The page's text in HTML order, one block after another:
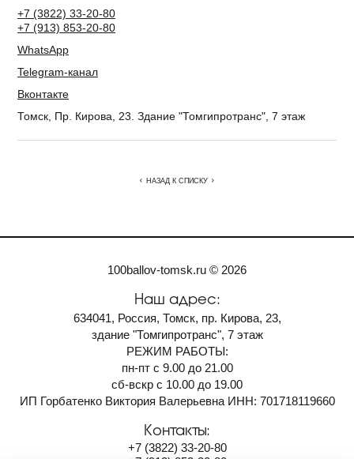
+7 (3822) 33-20-80
+7 (913) 853-20-80
WhatsApp
Telegram-канал
Вконтакте
Томск, Пр. Кирова, 23. Здание "Томгипротранс", 7 этаж
НАЗАД К СПИСКУ
100ballov-tomsk.ru © 2026
Наш адрес:
634041, Россия, Томск, пр. Кирова, 23,
здание "Томгипротранс", 7 этаж
РЕЖИМ РАБОТЫ:
пн-пт с 9.00 до 21.00
сб-вскр с 10.00 до 19.00
ИП Горбатенко Виктория Валерьевна ИНН: 701718119660
Контакты:
+7 (3822) 33-20-80